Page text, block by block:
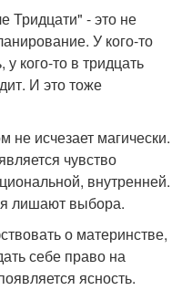
- это не
У кого-то
у кого-то в тридцать
И это тоже
не исчезает магически.
чувство
внутренней.
лишают выбора.
о материнстве,
себе право на
ясность.